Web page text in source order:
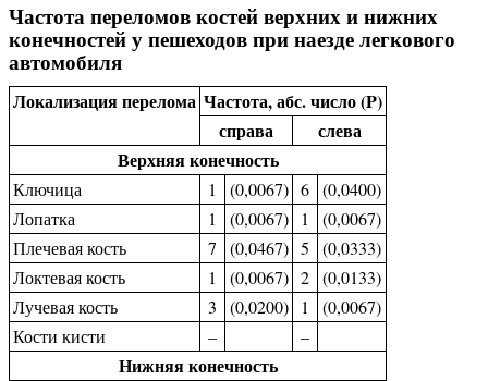
Частота переломов костей верхних и нижних
конечностей у пешеходов при наезде легкового
автомобиля
Локализация перелома Частота, абс. число (P)
справа
слева
Верхняя конечность
Ключица 1 (0,0067) 6 (0,0400)
Лопатка
1 (0,0067) 1
(0,0067)
Плечевая кость
7 (0,0467) 5
(0,0333)
Локтевая кость
1 (0,0067) 2 (0,0133)
Лучевая кость
3 (0,0200) 1
(0,0067)
Кости кисти
– –
Нижняя конечность